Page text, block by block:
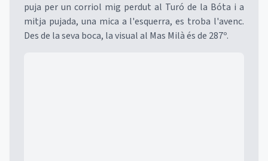
puja per un corriol mig perdut al Turó de la Bóta i a
mitja pujada, una mica a l'esquerra, es troba l'avenc.
Des de la seva boca, la visual al Mas Milà és de 287º.